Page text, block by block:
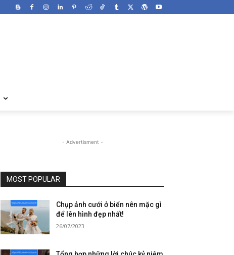
- Advertisment -
MOST POPULAR
Chụp ảnh cưới ở biển nên mặc gì
để lên hình đẹp nhất!
26/07/2023